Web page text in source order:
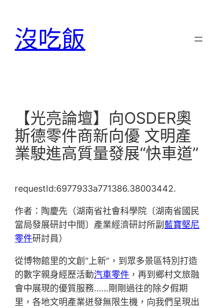
沒吃飯
【光亮論壇】向OSDER奧
斯德零件商新向優 文明產
業駛進高質量發展“快車道”
requestId:6977933a771386.38003442.
作者：陶慶先（湖南省社會科學院〔湖南省國民
當局發展研討中間〕產業經濟研討所副 藍寶堅尼
零件研討員）
從博物館里的文創“上新”，到眾多景區特別打造
的數字親身經歷活動汽車零件 ，再到鄉村文旅融
會中展現的優質服務……剛剛過往的除夕假期
里，各地文明產業迸發無限生機，向我們呈現出